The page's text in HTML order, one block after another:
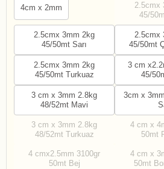
4cm x 2mm
2.5cmx
45/
2.5cmx 3mm 2kg
45/50mt Sarı
2.5cmx
45/50mt
2.5cmx 3mm 2kg
45/50mt Turkuaz
3 cm
45/
3 cm x 3mm 2.8kg
48/52mt Mavi
3cm x
3 cm x 3mm 2.8kg
48/52mt Turkuaz
4 cm x
50mt
4 cmx2.5mm 3100gr
50mt Bej
4 cm x
50mt